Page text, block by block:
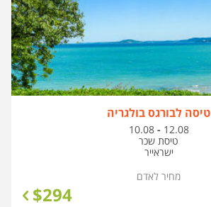
טיסה לבורגס בולגריה
בין
התאריכים,
10.08 - 12.08
טיסת שכר
ישראייר
$294
מחיר לאדם